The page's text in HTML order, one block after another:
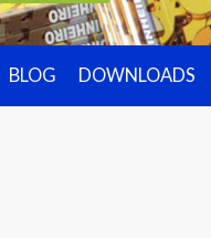
BLOG DOWNLOADS